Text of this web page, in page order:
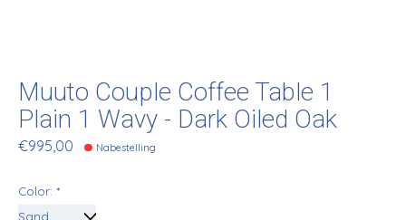
Muuto Couple Coffee Table 1
Plain 1 Wavy - Dark Oiled Oak
€995,00 Nabestelling
Color: *